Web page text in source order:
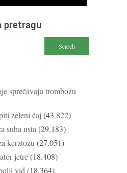
te ih svakodnevno
širom svijeta. Osim ...
pretragu
sprečavaju trombozu
zeleni čaj (43.822)
suha usta (29.183)
keratozu (27.051)
jetre(18.408)
vid (18.364)